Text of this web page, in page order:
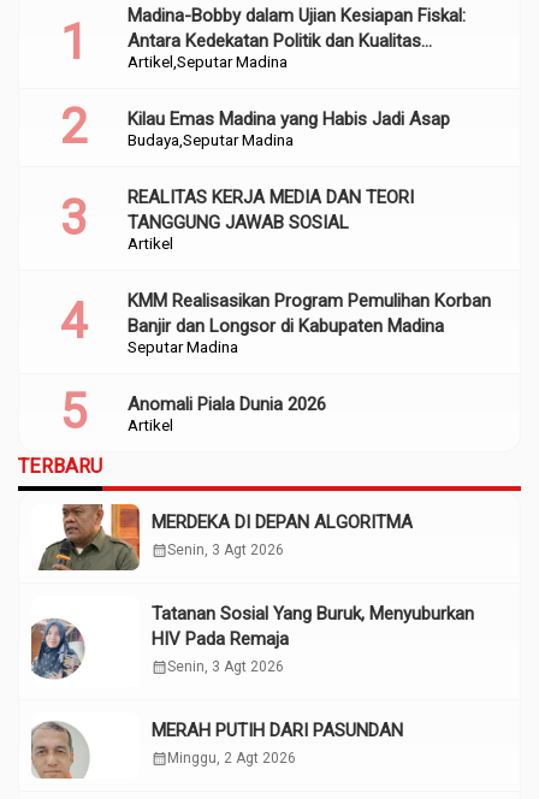
Artikel Seputar Madina
Madina-Bobby dalam Ujian Kesiapan Fiskal:
Antara Kedekatan Politik dan Kualitas
Perencanaan
Budaya Seputar Madina
Kilau Emas Madina yang Habis Jadi Asap
Artikel
REALITAS KERJA MEDIA DAN TEORI
TANGGUNG JAWAB SOSIAL
Seputar Madina
KMM Realisasikan Program Pemulihan Korban
Banjir dan Longsor di Kabupaten Madina
Artikel
Anomali Piala Dunia 2026
TERBARU
MERDEKA DI DEPAN ALGORITMA
calendar_monthSenin, 3 Agt 2026
Tatanan Sosial Yang Buruk, Menyuburkan
HIV Pada Remaja
calendar_monthSenin, 3 Agt 2026
MERAH PUTIH DARI PASUNDAN
calendar_month Minggu, 2 Agt 2026